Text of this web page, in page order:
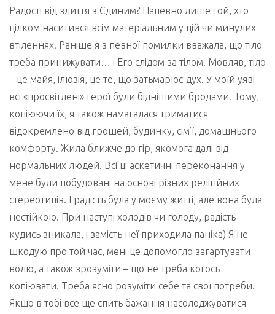
Радості від злиття з Єдиним? Напевно лише той, хто
цілком наситився всім матеріальним у цій чи минулих
втіленнях. Раніше я з певної помилки вважала, що тіло
треба принижувати… і Его слідом за тілом. Мовляв, тіло
– це майя, ілюзія, це те, що затьмарює дух. У моїй уяві
всі «просвітлені» герої були біднішими бродами. Тому,
копіюючи їх, я також намагалася триматися
відокремлено від грошей, будинку, сім’ї, домашнього
комфорту. Жила ближче до гір, якомога далі від
нормальних людей. Всі ці аскетичні переконання у
мене були побудовані на основі різних релігійних
стереотипів. І радість була у моєму житті, але вона була
нестійкою. При наступі холодів чи голоду, радість
кудись зникала, і замість неї приходила паніка) Я не
шкодую про той час, мені це допомогло загартувати
волю, а також зрозуміти – що не треба когось
копіювати. Треба ясно розуміти себе та свої потреби.
Якщо в тобі все ще спить бажання насолоджуватися